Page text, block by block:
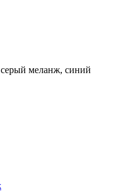
серый меланж, синий